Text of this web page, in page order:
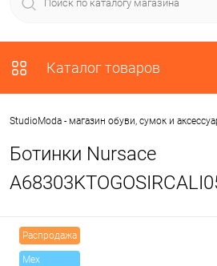
Каталог товаров
StudioModa - магазин обуви, сумок и
Ботинки Nursace
Распродажа
Mex